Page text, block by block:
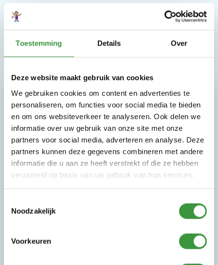
Toestemming Details Over
Deze website maakt gebruik van cookies
We gebruiken cookies om content en advertenties te
personaliseren, om functies voor social media te bieden
en om ons websiteverkeer te analyseren. Ook delen we
informatie over uw gebruik van onze site met onze
partners voor social media, adverteren en analyse. Deze
partners kunnen deze gegevens combineren met andere
informatie die u aan ze heeft verstrekt of die ze hebben
verzameld op basis van uw gebruik van hun services.
Noodzakelijk
Voorkeuren
Waarom Monkey Town de
leukste speeltuin is
7 dagen per week geopend
Ouders/begeleiders gratis entree
Lekkere koffie
Gratis Wifi
Kinderfeestjes